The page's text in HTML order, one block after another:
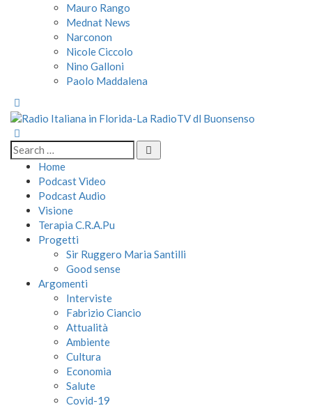
Mauro Rango
Mednat News
Narconon
Nicole Ciccolo
Nino Galloni
Paolo Maddalena
Home
Podcast Video
Podcast Audio
Visione
Terapia C.R.A.Pu
Progetti
Sir Ruggero Maria Santilli
Good sense
Argomenti
Interviste
Fabrizio Ciancio
Attualità
Ambiente
Cultura
Economia
Salute
Covid-19